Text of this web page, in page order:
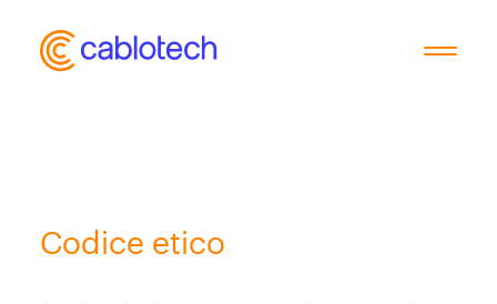
Servizi
Codice etico